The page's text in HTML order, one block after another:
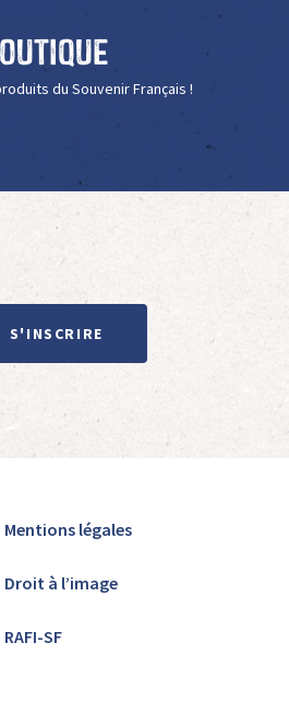
du Souvenir Français !
S'INSCRIRE
Mentions légales
Droit à l’image
RAFI-SF